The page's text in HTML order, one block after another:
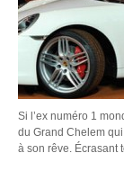
Si l’ex numéro 1
du Grand Chelem
à son rêve. Écrasant